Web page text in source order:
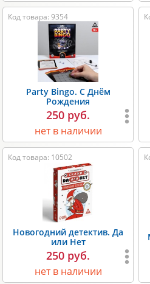
Код товара: 9354
Party Bingo. С Днём
Рождения
250 руб.
нет в наличии
Код товара: 10502
Новогодний детектив. Да
или Нет
250 руб.
нет в наличии